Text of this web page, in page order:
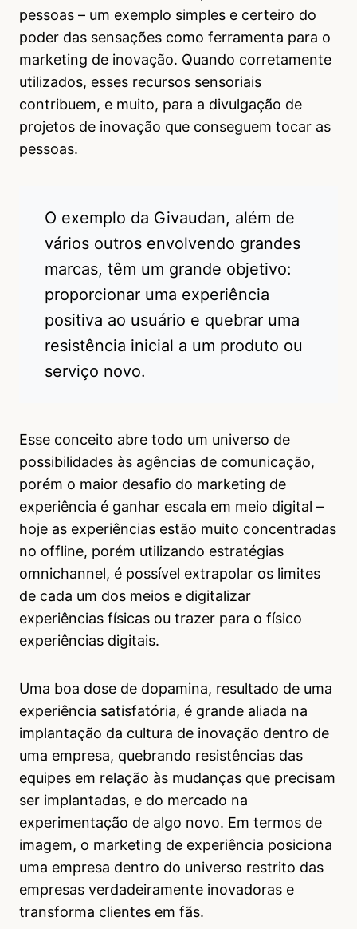
pessoas – um exemplo simples e certeiro do
poder das sensações como ferramenta para o
marketing de inovação. Quando corretamente
utilizados, esses recursos sensoriais
contribuem, e muito, para a divulgação de
projetos de inovação que conseguem tocar as
pessoas.
O exemplo da Givaudan, além de
vários outros envolvendo grandes
marcas, têm um grande objetivo:
proporcionar uma experiência
positiva ao usuário e quebrar uma
resistência inicial a um produto ou
serviço novo.
Esse conceito abre todo um universo de
possibilidades às agências de comunicação,
porém o maior desafio do marketing de
experiência é ganhar escala em meio digital –
hoje as experiências estão muito concentradas
no offline, porém utilizando estratégias
omnichannel, é possível extrapolar os limites
de cada um dos meios e digitalizar
experiências físicas ou trazer para o físico
experiências digitais.
Uma boa dose de dopamina, resultado de uma
experiência satisfatória, é grande aliada na
implantação da cultura de inovação dentro de
uma empresa, quebrando resistências das
equipes em relação às mudanças que precisam
ser implantadas, e do mercado na
experimentação de algo novo. Em termos de
imagem, o marketing de experiência posiciona
uma empresa dentro do universo restrito das
empresas verdadeiramente inovadoras e
transforma clientes em fãs.